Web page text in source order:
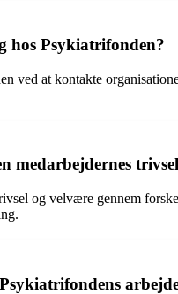
Psykiatrifonden?
ved at kontakte
medarbejdernes
og velvære gennem